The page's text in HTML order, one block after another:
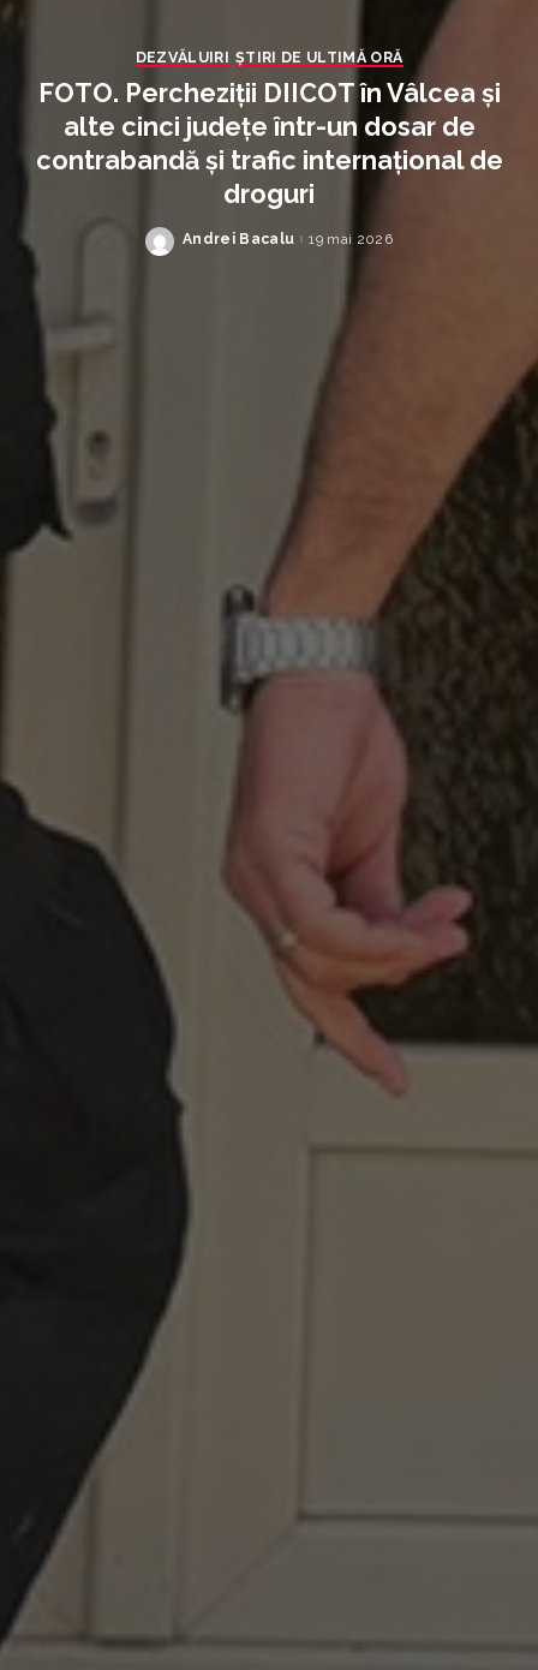
DEZVĂLUIRI ȘTIRI DE ULTIMĂ ORĂ
FOTO. Percheziții DIICOT în Vâlcea și
alte cinci județe într-un dosar de
contrabandă și trafic internațional de
droguri
Posted
Andrei Bacalu 19 mai 2026